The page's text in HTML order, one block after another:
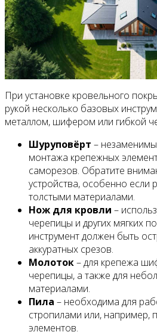
При установке кровельного
рукой несколько базовых
металлом, шифером или гибкой
Шуруповёрт –
монтажа крепежных
саморезов. Обратите
устройства, особенно если
толстыми материалами.
Нож для кровли –
черепицы и других мягких
инструмент должен быть
аккуратных срезов.
Молоток– для крепежа
черепицы, а также для
материалами.
Пила – необходима для
стропилами или, например,
элементов.